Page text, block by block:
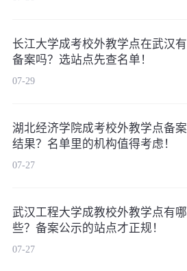
长江大学成考校外教学点在武汉有
备案吗？选站点先查名单！
07-29
湖北经济学院成考校外教学点备案
结果？名单里的机构值得考虑！
07-27
武汉工程大学成教校外教学点有哪
些？备案公示的站点才正规！
07-27